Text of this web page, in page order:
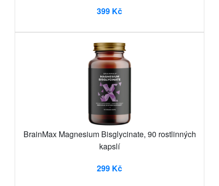
399 Kč
BrainMax Magnesium Bisglycinate, 90 rostlinných
kapslí
299 Kč